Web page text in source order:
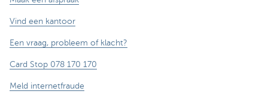
Vind een kantoor
Een vraag, probleem of klacht?
Card Stop 078 170 170
Meld internetfraude